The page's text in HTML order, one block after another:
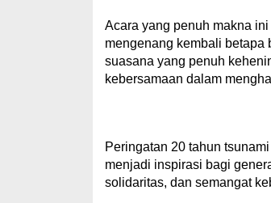
Acara yang penuh makna
mengenang kembali betapa
suasana yang penuh
kebersamaan dalam
Peringatan 20 tahun
menjadi inspirasi bagi
solidaritas, dan semangat